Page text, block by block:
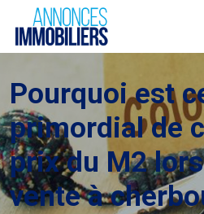
Pourquoi est
primordial de
prix du M2 lors
vente à